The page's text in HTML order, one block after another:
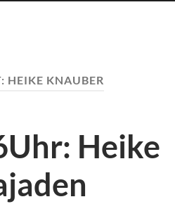
HEIKE KNAUBER
Heike